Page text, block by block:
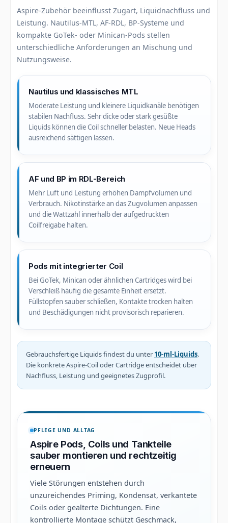
Aspire-Zubehör beeinflusst Zugart, Liquidnachfluss und
Leistung. Nautilus-MTL, AF-RDL, BP-Systeme und
kompakte GoTek- oder Minican-Pods stellen
unterschiedliche Anforderungen an Mischung und
Nutzungsweise.
Nautilus und klassisches MTL
Moderate Leistung und kleinere Liquidkanäle benötigen
stabilen Nachfluss. Sehr dicke oder stark gesüßte
Liquids können die Coil schneller belasten. Neue Heads
ausreichend sättigen lassen.
AF und BP im RDL-Bereich
Mehr Luft und Leistung erhöhen Dampfvolumen und
Verbrauch. Nikotinstärke an das Zugvolumen anpassen
und die Wattzahl innerhalb der aufgedruckten
Coilfreigabe halten.
Pods mit integrierter Coil
Bei GoTek, Minican oder ähnlichen Cartridges wird bei
Verschleiß häufig die gesamte Einheit ersetzt.
Füllstopfen sauber schließen, Kontakte trocken halten
und Beschädigungen nicht provisorisch reparieren.
Gebrauchsfertige Liquids findest du unter 10-ml-Liquids.
Die konkrete Aspire-Coil oder Cartridge entscheidet über
Nachfluss, Leistung und geeignetes Zugprofil.
PFLEGE UND ALLTAG
Aspire Pods, Coils und Tankteile
sauber montieren und rechtzeitig
erneuern
Viele Störungen entstehen durch
unzureichendes Priming, Kondensat, verkantete
Coils oder gealterte Dichtungen. Eine
kontrollierte Montage schützt Geschmack,